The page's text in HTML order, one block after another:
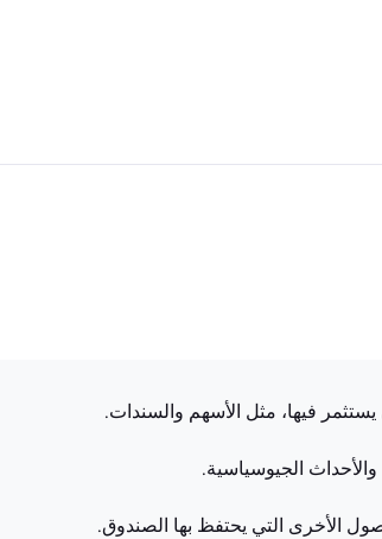
فيها، مثل الأسهم والسندات.
الجيوسياسية.
الأخرى التي يحتفظ بها الصندوق.